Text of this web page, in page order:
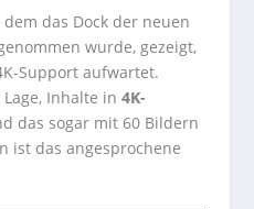
das Dock der neuen
wurde, gezeigt,
Support aufwartet.
Lage, Inhalte in4K-
das sogar mit 60 Bildern
ist das angesprochene